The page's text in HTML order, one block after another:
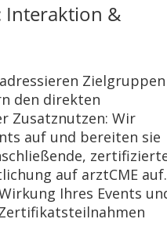
Interaktion &
Zielgruppen
den direkten
Zusatznutzen: Wir
auf und bereiten sie
auf arztCME auf.
Ihres Events